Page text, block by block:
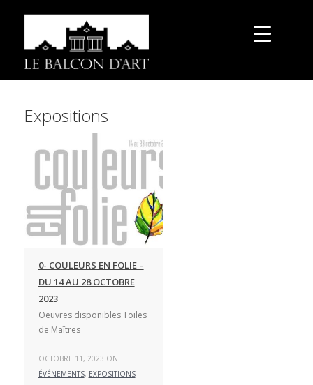
Expositions
0- COULEURS EN FOLIE –
DU 14 AU 28 OCTOBRE
2023
Oeuvres disponibles Toiles
de Maîtres
OCTOBRE 11, 2023 ON
ÉVÉNEMENTS, EXPOSITIONS